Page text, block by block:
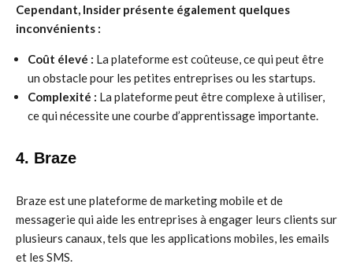
Cependant, Insider présente également quelques
inconvénients :
Coût élevé : La plateforme est coûteuse, ce qui peut être
un obstacle pour les petites entreprises ou les startups.
Complexité : La plateforme peut être complexe à utiliser,
ce qui nécessite une courbe d’apprentissage importante.
4. Braze
Braze est une plateforme de marketing mobile et de
messagerie qui aide les entreprises à engager leurs clients sur
plusieurs canaux, tels que les applications mobiles, les emails
et les SMS.